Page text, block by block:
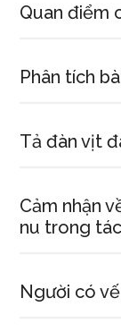
Quan điểm
Phân tích
Tả đàn vịt
Cảm nhận
nu trong
Người có